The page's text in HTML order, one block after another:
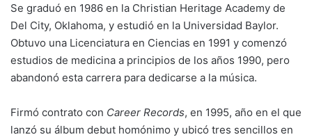
Se graduó en 1986 en la Christian Heritage Academy de
Del City, Oklahoma, y estudió en la Universidad Baylor.
Obtuvo una Licenciatura en Ciencias en 1991 y comenzó
estudios de medicina a principios de los años 1990, pero
abandonó esta carrera para dedicarse a la música.
Firmó contrato con Career Records, en 1995, año en el que
lanzó su álbum debut homónimo y ubicó tres sencillos en